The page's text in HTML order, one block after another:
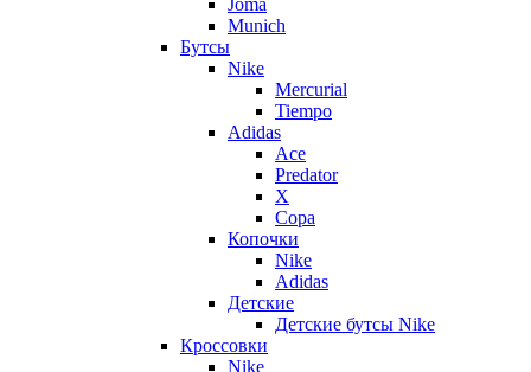
Munich
Бутсы
Nike
Mercurial
Tiempo
Adidas
Ace
Predator
X
Copa
Копочки
Nike
Adidas
Детские
Детские бутсы Nike
Кроссовки
Nike